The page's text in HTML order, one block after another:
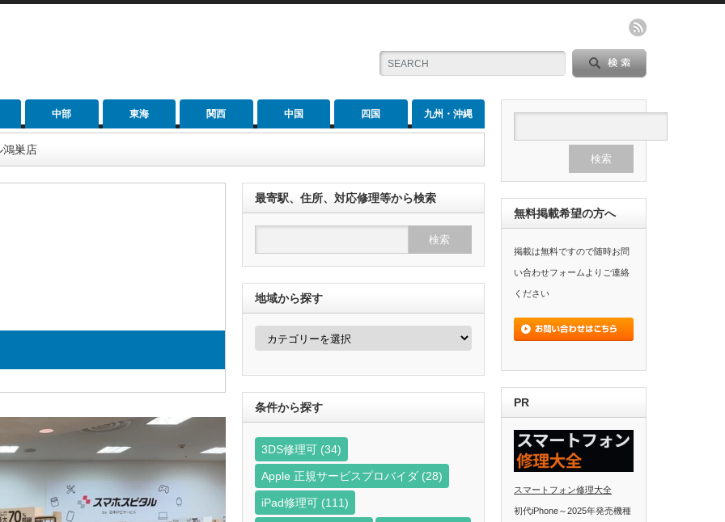
中部 東海 関西 中国 四国 九州・沖縄
鴻巣店
最寄駅、住所、対応修理等から検索
地域から探す
地
探
す
条件から探す
3DS修理可 (34)
Apple 正規サービスプロバイダ (28)
iPad修理可 (111)
無料掲載希望の方へ
掲載は無料ですので随時お問
い合わせフォームよりご連絡
ください
PR
スマートフォン修理大全
初代iPhone～2025年発売機種